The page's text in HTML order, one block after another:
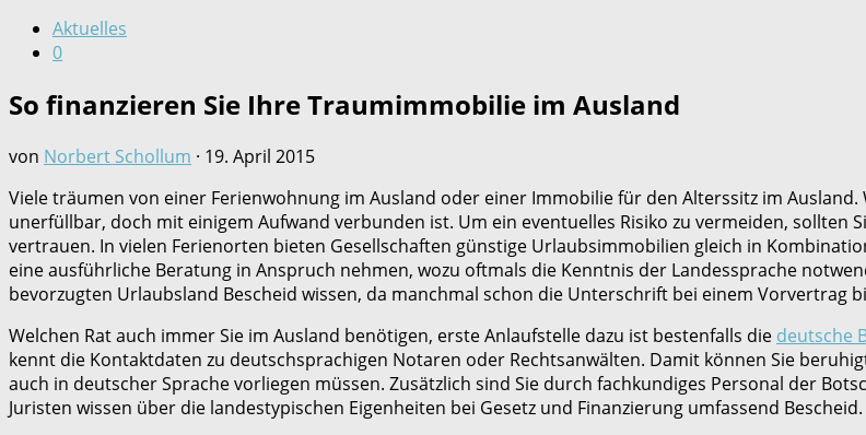
Aktuelles
0
So finanzieren Sie Ihre Traumimmobilie im Ausland
von Norbert Schollum · 19. April 2015
Viele träumen von einer Ferienwohnung im Ausland oder einer Immobilie für den Alterssitz im
unerfüllbar, doch mit einigem Aufwand verbunden ist. Um ein eventuelles Risiko zu vermeiden, sollten
vertrauen. In vielen Ferienorten bieten Gesellschaften günstige Urlaubsimmobilien gleich in
eine ausführliche Beratung in Anspruch nehmen, wozu oftmals die Kenntnis der Landessprache
bevorzugten Urlaubsland Bescheid wissen, da manchmal schon die Unterschrift bei einem Vorvertrag
Welchen Rat auch immer Sie im Ausland benötigen, erste Anlaufstelle dazu ist bestenfalls die deutsche
kennt die Kontaktdaten zu deutschsprachigen Notaren oder Rechtsanwälten. Damit können Sie
auch in deutscher Sprache vorliegen müssen. Zusätzlich sind Sie durch fachkundiges Personal der
Juristen wissen über die landestypischen Eigenheiten bei Gesetz und Finanzierung umfassend Bescheid.